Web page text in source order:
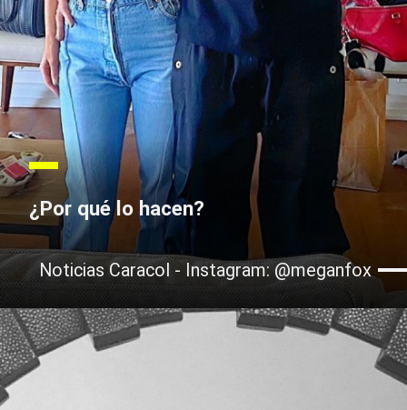
¿Por qué lo hacen?
Noticias Caracol - Instagram: @meganfox